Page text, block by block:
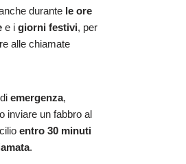
durante le ore
e i giorni festivi, per
alle chiamate
emergenza,
inviare un fabbro al
entro 30 minuti
.